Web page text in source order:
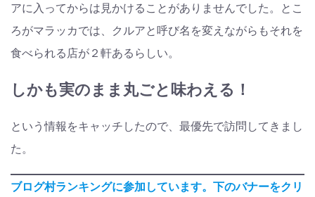
アに入ってからは見かけることがありませんでした。とこ
ろがマラッカでは、クルアと呼び名を変えながらもそれを
食べられる店が２軒あるらしい。
しかも実のまま丸ごと味わえる！
という情報をキャッチしたので、最優先で訪問してきまし
た。
ブログ村ランキングに参加しています。下のバナーをクリ